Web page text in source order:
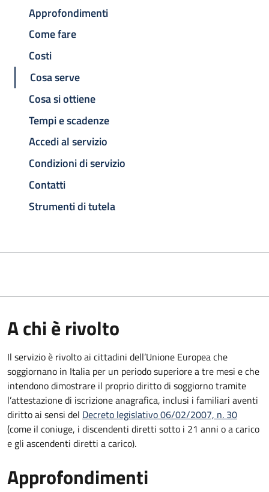
Approfondimenti
Come fare
Costi
Cosa serve
Cosa si ottiene
Tempi e scadenze
Accedi al servizio
Condizioni di servizio
Contatti
Strumenti di tutela
A chi è rivolto
Il servizio è rivolto ai cittadini dell’Unione Europea che
soggiornano in Italia per un periodo superiore a tre mesi e che
intendono dimostrare il proprio diritto di soggiorno tramite
l’attestazione di iscrizione anagrafica, inclusi i familiari aventi
diritto ai sensi del Decreto legislativo 06/02/2007, n. 30
(come il coniuge, i discendenti diretti sotto i 21 anni o a carico
e gli ascendenti diretti a carico).
Approfondimenti